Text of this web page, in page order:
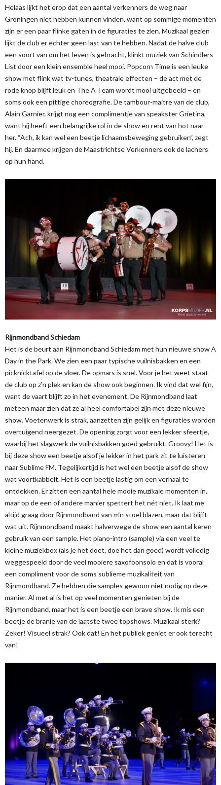
Helaas lijkt het erop dat een aantal verkenners de weg naar
Groningen niet hebben kunnen vinden, want op sommige momenten
zijn er een paar flinke gaten in de figuraties te zien. Muzikaal gezien
lijkt de club er echter geen last van te hebben. Nadat de halve club
een soort van om het leven is gebracht, klinkt muziek van Schindlers
List door een klein ensemble heel mooi. Popcorn Time is een leuke
show met flink wat tv-tunes, theatrale effecten – de act met de
rode knop blijft leuk en The A Team wordt mooi uitgebeeld – en
soms ook een pittige choreografie. De tambour-maitre van de club,
Alain Garnier, krijgt nog een complimentje van speakster Grietina,
want hij heeft een belangrijke rol in de show en rent van hot naar
her. “Ach, ik kan wel een beetje lichaamsbeweging gebruiken”, zegt
hij. En daarmee krijgen de Maastrichtse Verkenners ook de lachers
op hun hand.
Rijnmondband Schiedam
Het is de beurt aan Rijnmondband Schiedam met hun nieuwe show A
Day in the Park. We zien een paar typische vuilnisbakken en een
picknicktafel op de vloer. De opmars is snel. Voor je het weet staat
de club op z’n plek en kan de show ook beginnen. Ik vind dat wel fijn,
want de vaart blijft zo in het evenement. De Rijnmondband laat
meteen maar zien dat ze al heel comfortabel zijn met deze nieuwe
show. Voetenwerk is strak, aanzetten zijn gelijk en figuraties worden
overtuigend neergezet. De opening zorgt voor een lekker sfeertje,
waarbij het slagwerk de vuilnisbakken goed gebruikt. Groovy! Het is
bij deze show een beetje alsof je lekker in het park zit te luisteren
naar Sublime FM. Tegelijkertijd is het wel een beetje alsof de show
wat voortkabbelt. Het is een beetje lastig om een verhaal te
ontdekken. Er zitten een aantal hele mooie muzikale momenten in,
maar op de een of andere manier spettert het nét niet. Ik laat me
altijd graag door Rijnmondband van m’n stoel blazen, maar dat blijft
wat uit. Rijnmondband maakt halverwege de show een aantal keren
gebruik van een sample. Het piano-intro (sample) via een veel te
kleine muziekbox (als je het doet, doe het dan goed) wordt volledig
weggespeeld door de veel mooiere saxofoonsolo en dat is vooral
een compliment voor de soms sublieme muzikaliteit van
Rijnmondband. Ze hebben die samples gewoon niet nodig op deze
manier. Al met al is het op veel momenten genieten bij de
Rijnmondband, maar het is een beetje een brave show. Ik mis een
beetje de branie van de laatste twee topshows. Muzikaal sterk?
Zeker! Visueel strak? Ook dat! En het publiek geniet er ook terecht
van!